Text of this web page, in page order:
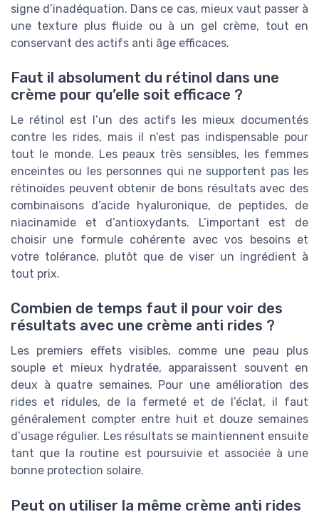
signe d’inadéquation. Dans ce cas, mieux vaut passer à
une texture plus fluide ou à un gel crème, tout en
conservant des actifs anti âge efficaces.
Faut il absolument du rétinol dans une
crème pour qu’elle soit efficace ?
Le rétinol est l’un des actifs les mieux documentés
contre les rides, mais il n’est pas indispensable pour
tout le monde. Les peaux très sensibles, les femmes
enceintes ou les personnes qui ne supportent pas les
rétinoïdes peuvent obtenir de bons résultats avec des
combinaisons d’acide hyaluronique, de peptides, de
niacinamide et d’antioxydants. L’important est de
choisir une formule cohérente avec vos besoins et
votre tolérance, plutôt que de viser un ingrédient à
tout prix.
Combien de temps faut il pour voir des
résultats avec une crème anti rides ?
Les premiers effets visibles, comme une peau plus
souple et mieux hydratée, apparaissent souvent en
deux à quatre semaines. Pour une amélioration des
rides et ridules, de la fermeté et de l’éclat, il faut
généralement compter entre huit et douze semaines
d’usage régulier. Les résultats se maintiennent ensuite
tant que la routine est poursuivie et associée à une
bonne protection solaire.
Peut on utiliser la même crème anti rides